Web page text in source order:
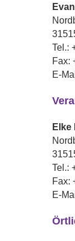
Tel.:
Fax:
E-
Elke
Tel.:
Fax:
E-